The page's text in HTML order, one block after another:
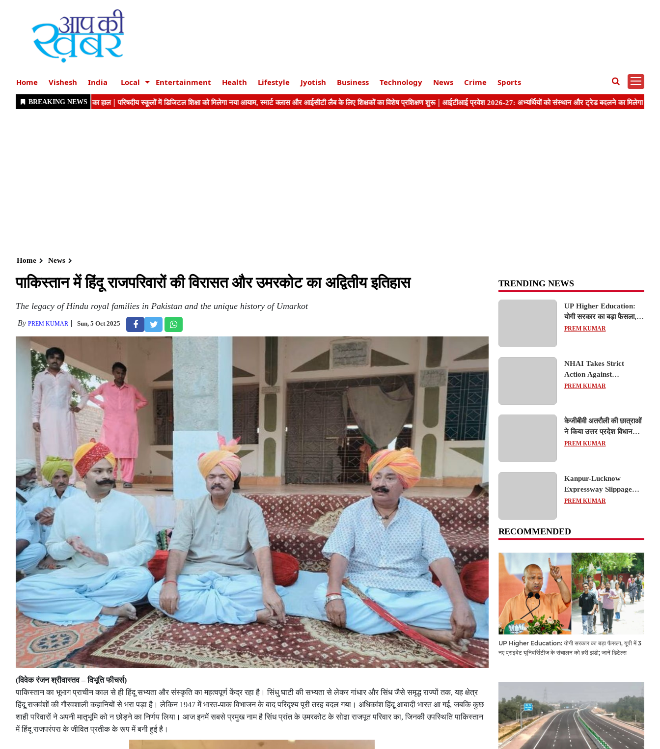
Home Vishesh India Local Entertainment Health Lifestyle Jyotish Business Technology News Crime Sports
Home News
पाकिस्तान में हिंदू राजपरिवारों की विरासत और उमरकोट का अद्वितीय इतिहास
The legacy of Hindu royal families in Pakistan and the unique history of Umarkot
By PREM KUMAR Sun, 5 Oct 2025
(विवेक रंजन श्रीवास्तव – विभूति फीचर्स)
पाकिस्तान का भूभाग प्राचीन काल से ही हिंदू सभ्यता और संस्कृति का महत्वपूर्ण केंद्र रहा है। सिंधु घाटी की सभ्यता से लेकर गांधार और सिंध जैसे समृद्ध राज्यों तक, यह क्षेत्र
हिंदू राजवंशों की गौरवशाली कहानियों से भरा पड़ा है। लेकिन 1947 में भारत-पाक विभाजन के बाद परिदृश्य पूरी तरह बदल गया। अधिकांश हिंदू आबादी भारत आ गई, जबकि कुछ
शाही परिवारों ने अपनी मातृभूमि को न छोड़ने का निर्णय लिया। आज इनमें सबसे प्रमुख नाम है सिंध प्रांत के उमरकोट के सोढा राजपूत परिवार का, जिनकी उपस्थिति पाकिस्तान
में हिंदू राजपरंपरा के जीवित प्रतीक के रूप में बनी हुई है।
TRENDING NEWS
UP Higher Education:
योगी सरकार का बड़ा फैसला,
यूपी में 3 नए प्राइवेट
PREM KUMAR
NHAI Takes Strict
Action Against
Concessionaire,
Expressway Issues
PREM KUMAR
केजीबीवी अतरौली की छात्राओं
ने किया उत्तर प्रदेश विधानसभा
का शैक्षिक भ्रमण, लोकतांत्रिक
PREM KUMAR
Kanpur-Lucknow
Expressway Slippage
Action: कानपुर-लखनऊ
और कंपनियों पर गिरी गाज,
PREM KUMAR
RECOMMENDED
UP Higher Education: योगी सरकार का बड़ा फैसला, यूपी में 3
नए प्राइवेट यूनिवर्सिटीज के संचालन को हरी झंडी; जानें डिटेल्स